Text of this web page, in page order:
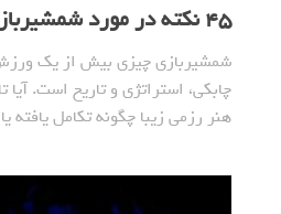
۴۵ نکته در مورد شمشیربازی (اثر شماره 836)
شمشیربازی چیزی بیش از یک ورزش
چابکی، استراتژی و تاریخ است. آیا
هنر رزمی زیبا چگونه تکامل یافته